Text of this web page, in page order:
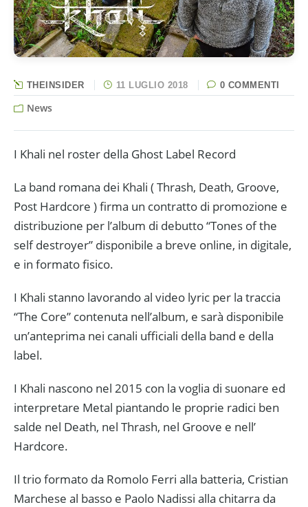
THEINSIDER 11 LUGLIO 2018 0 COMMENTI
News
I Khali nel roster della Ghost Label Record
La band romana dei Khali ( Thrash, Death, Groove,
Post Hardcore ) firma un contratto di promozione e
distribuzione per l’album di debutto “Tones of the
self destroyer” disponibile a breve online, in digitale,
e in formato fisico.
I Khali stanno lavorando al video lyric per la traccia
“The Core” contenuta nell’album, e sarà disponibile
un’anteprima nei canali ufficiali della band e della
label.
I Khali nascono nel 2015 con la voglia di suonare ed
interpretare Metal piantando le proprie radici ben
salde nel Death, nel Thrash, nel Groove e nell’
Hardcore.
Il trio formato da Romolo Ferri alla batteria, Cristian
Marchese al basso e Paolo Nadissi alla chitarra da